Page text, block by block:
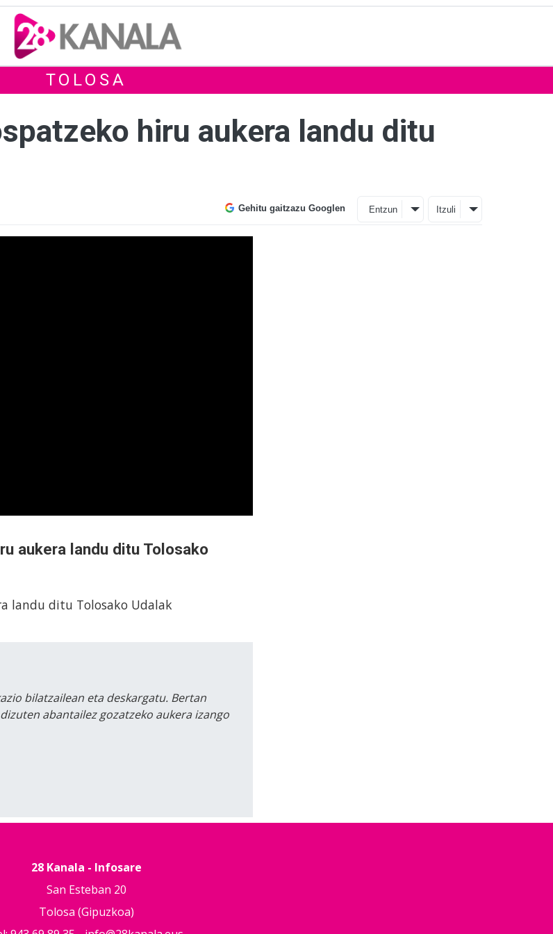
TOLOSA
hiru aukera landu ditu
Gehitu gaitzazu Googlen Entzun Itzuli
aukera landu ditu Tolosako
landu ditu Tolosako Udalak
bilatzailean eta deskargatu. Bertan
abantailez gozatzeko aukera izango
28 Kanala - Infosare
San Esteban 20
Tolosa (Gipuzkoa)